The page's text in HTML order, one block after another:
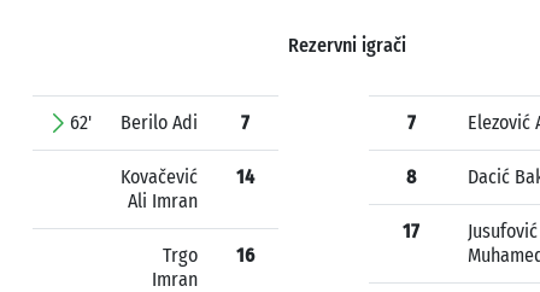
Rezervni igrači
62' Berilo Adi 7
Kovačević
Ali Imran
14
Trgo
Imran
16
7 Elezović
8 Dacić
17
Jusufović